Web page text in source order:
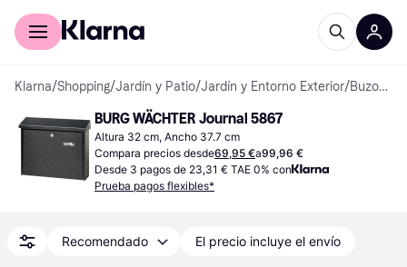
Comprar con Klarna
Klarna/Shopping/Jardín y Patio/Jardín y Entorno Exterior/ Buzones
BURG WÄCHTER Journal 5867
Altura 32 cm, Ancho 37.7 cm
Compara precios desde69,95 €a99,96 €
Desde 3 pagos de 23,31 € TAE 0% con
Prueba pagos flexibles*
Recomendado El precio incluye el envío